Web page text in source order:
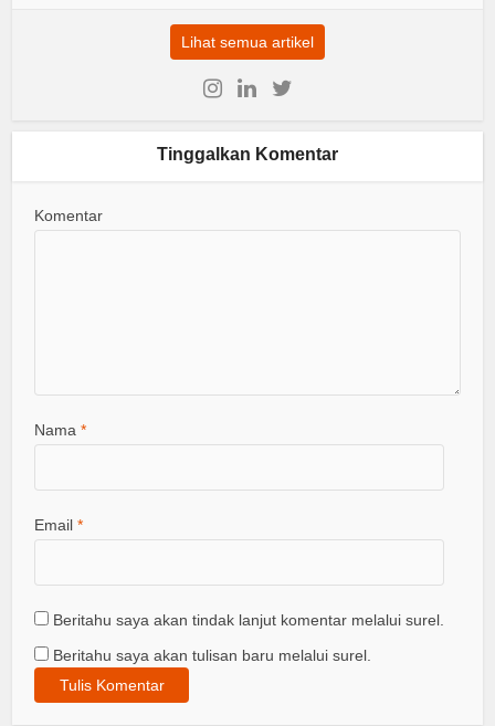
Lihat semua artikel
Tinggalkan Komentar
Komentar
Nama*
Email*
Beritahu saya akan tindak lanjut komentar melalui surel.
Beritahu saya akan tulisan baru melalui surel.